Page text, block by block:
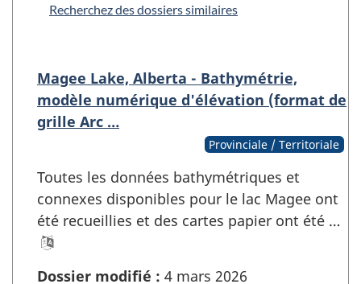
Recherchez des dossiers similaires
Magee Lake, Alberta - Bathymétrie,
modèle numérique d'élévation (format de
grille Arc …
Provinciale / Territoriale
Toutes les données bathymétriques et
connexes disponibles pour le lac Magee ont
été recueillies et des cartes papier ont été …
Dossier modifié : 4 mars 2026